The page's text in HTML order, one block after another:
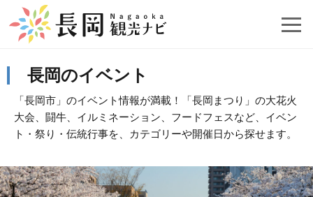
長岡のイベント
「長岡市」のイベント情報が満載！「長岡まつり」の大花火
大会、闘牛、イルミネーション、フードフェスなど、イベン
ト・祭り・伝統行事を、カテゴリーや開催日から探せます。